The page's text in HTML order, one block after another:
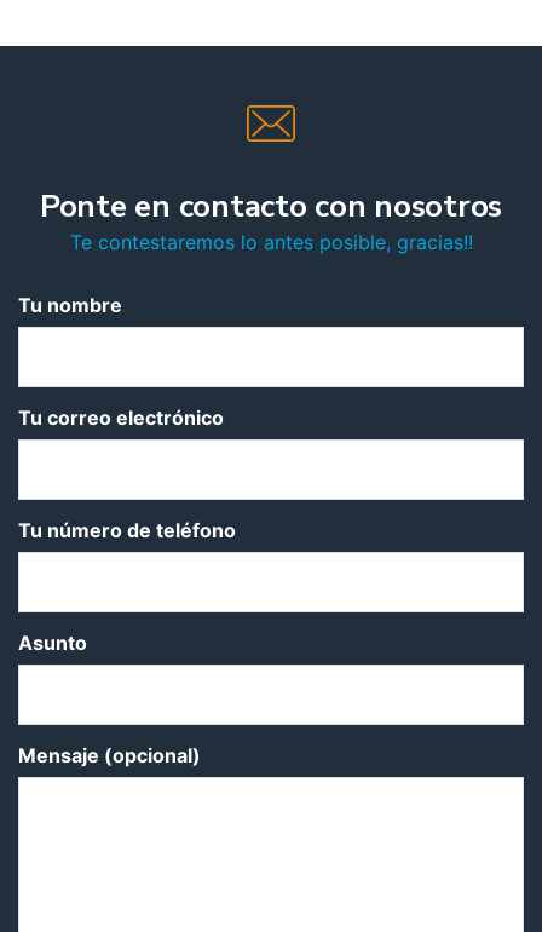
Ponte en contacto con nosotros
Te contestaremos lo antes posible, gracias!!
Tu nombre
Tu correo electrónico
Tu número de teléfono
Asunto
Mensaje (opcional)